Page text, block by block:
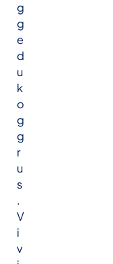
g
g
e
d
u
k
o
g
g
r
u
s
.
V
i
v